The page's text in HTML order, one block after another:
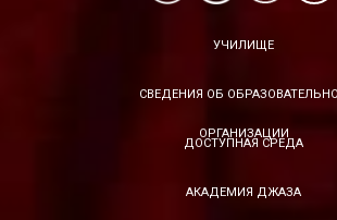
УЧИЛИЩЕ
СВЕДЕНИЯ ОБ
ОРГАНИЗАЦИИ
ДОСТУПНАЯ СРЕДА
АКАДЕМИЯ ДЖАЗА